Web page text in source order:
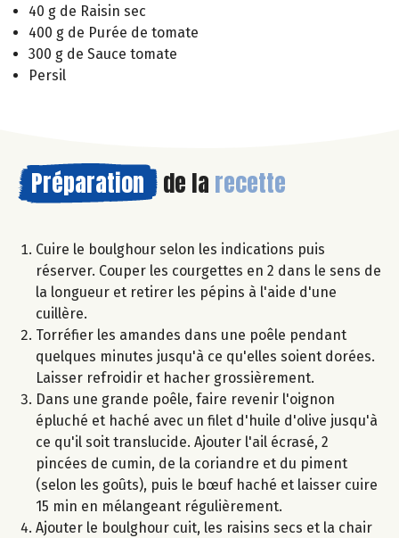
40 g de Raisin sec
400 g de Purée de tomate
300 g de Sauce tomate
Persil
Préparation de la recette
Cuire le boulghour selon les indications puis
réserver. Couper les courgettes en 2 dans le sens de
la longueur et retirer les pépins à l'aide d'une
cuillère.
Torréfier les amandes dans une poêle pendant
quelques minutes jusqu'à ce qu'elles soient dorées.
Laisser refroidir et hacher grossièrement.
Dans une grande poêle, faire revenir l'oignon
épluché et haché avec un filet d'huile d'olive jusqu'à
ce qu'il soit translucide. Ajouter l'ail écrasé, 2
pincées de cumin, de la coriandre et du piment
(selon les goûts), puis le bœuf haché et laisser cuire
15 min en mélangeant régulièrement.
Ajouter le boulghour cuit, les raisins secs et la chair